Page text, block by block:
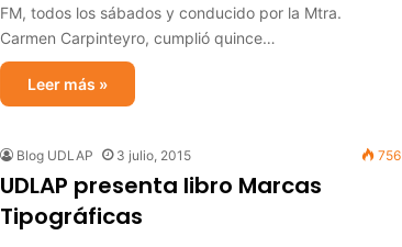
FM, todos los sábados y conducido por la Mtra.
Carmen Carpinteyro, cumplió quince…
Leer más »
Blog UDLAP 3 julio, 2015 756
UDLAP presenta libro Marcas
Tipográficas